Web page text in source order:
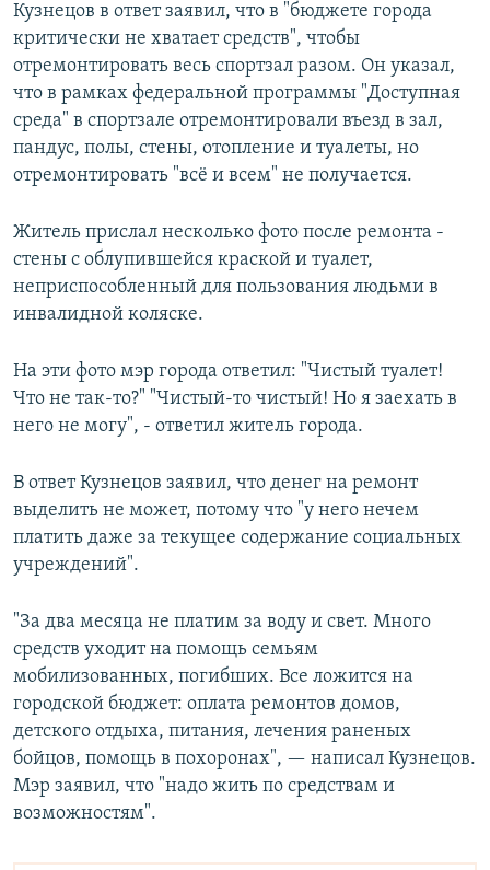
Кузнецов в ответ заявил, что в "бюджете города
критически не хватает средств", чтобы
отремонтировать весь спортзал разом. Он указал,
что в рамках федеральной программы "Доступная
среда" в спортзале отремонтировали въезд в зал,
пандус, полы, стены, отопление и туалеты, но
отремонтировать "всё и всем" не получается.
Житель прислал несколько фото после ремонта -
стены с облупившейся краской и туалет,
неприспособленный для пользования людьми в
инвалидной коляске.
На эти фото мэр города ответил: "Чистый туалет!
Что не так-то?" "Чистый-то чистый! Но я заехать в
него не могу", - ответил житель города.
В ответ Кузнецов заявил, что денег на ремонт
выделить не может, потому что "у него нечем
платить даже за текущее содержание социальных
учреждений".
"За два месяца не платим за воду и свет. Много
средств уходит на помощь семьям
мобилизованных, погибших. Все ложится на
городской бюджет: оплата ремонтов домов,
детского отдыха, питания, лечения раненых
бойцов, помощь в похоронах", — написал Кузнецов.
Мэр заявил, что "надо жить по средствам и
возможностям".